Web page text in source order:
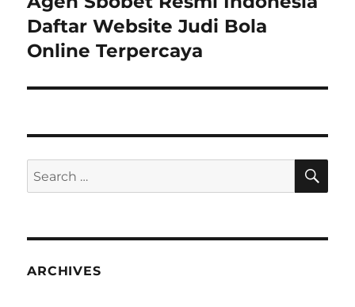
post:
Daftar Website Judi Bola
Online Terpercaya
Search
for:
ARCHIVES